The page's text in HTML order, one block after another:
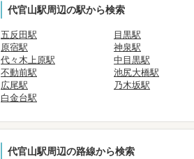
代官山駅周辺の駅から検索
五反田駅 目黒駅
原宿駅
神泉駅
代々木上原駅
中目黒駅
不動前駅
池尻大橋駅
広尾駅
乃木坂駅
白金台駅
代官山駅周辺の路線から検索